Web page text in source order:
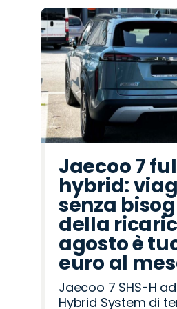
Promo
Mazda
Promo
Seat
Promo
Fiat
Promo
Jeep
Promo
Jaecoo
Promo
Lancia
Promo
Alfa
Romeo
Promo
Citroën
Promo
Abarth
Promo
Peugeot
Promo
Opel
Promo
Land
Rover
Promo
Cupra
Promo
Hyundai
Promo
Omoda
Jaecoo 7
hybrid:
senza
della
agosto è
euro al
Jaecoo 7 SHS-H
Hybrid System di